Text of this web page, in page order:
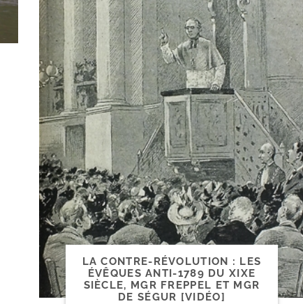
LA CONTRE-​RÉVOLUTION : LES
ÉVÊQUES ANTI-​1789 DU XIXE
SIÈCLE, MGR FREPPEL ET MGR
DE SÉGUR [VIDÉO]